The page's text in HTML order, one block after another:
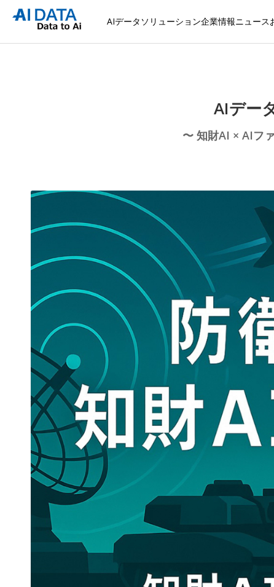
AIデータソリューション企業情報ニュース
AIデー
〜 知財AI × AIフ